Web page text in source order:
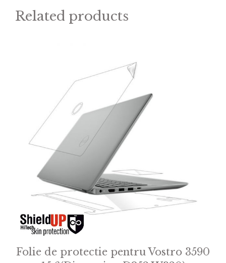
Related products
Folie de protectie pentru Vostro 3590